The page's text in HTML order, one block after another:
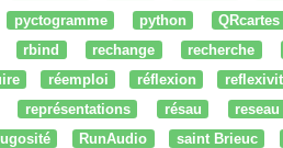
pyctogramme python QRcartes
rbind rechange recherche
réemploi réflexion
représentations résau reseau
RunAudio saint Brieuc